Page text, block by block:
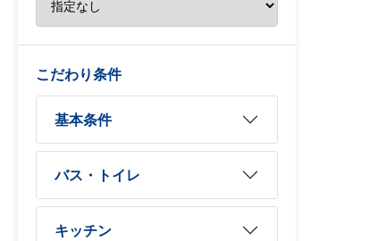
こだわり条件
基本条件
バス・トイレ
キッチン